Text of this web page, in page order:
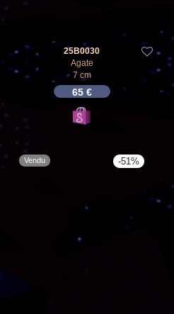
25B0030
Agate
7 cm
65 €
-51%